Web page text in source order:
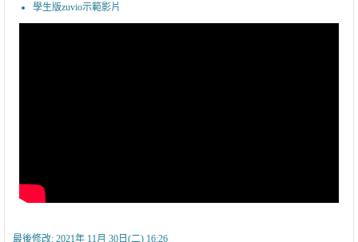
學生版zuvio示範影片
最後修改: 2021年 11月 30日(二) 16:26